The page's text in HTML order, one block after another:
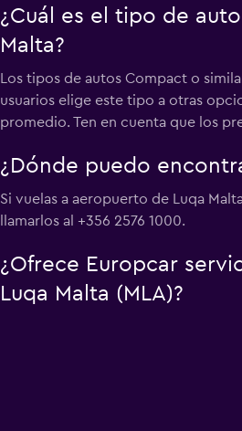
¿Cuál es el tipo de
Malta?
Los tipos de autos Compact o
usuarios elige este tipo a otras
promedio. Ten en cuenta que los
¿Dónde puedo
Si vuelas a aeropuerto de Luqa
llamarlos al +356 2576 1000.
¿Ofrece Europcar
Luqa Malta (MLA)?